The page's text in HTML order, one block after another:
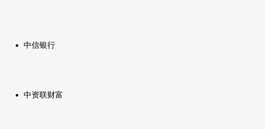
中信银行
中资联财富